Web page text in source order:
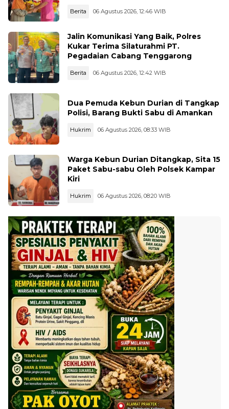
Berita 06 Agustus 2026, 12:46 WIB
Jalin Komunikasi Yang Baik, Polres
Kukar Terima Silaturahmi PT.
Pegadaian Cabang Tenggarong
Berita 06 Agustus 2026, 12:42 WIB
Dua Pemuda Kebun Durian di Tangkap
Polisi, Barang Bukti Sabu di Amankan
Hukrim 06 Agustus 2026, 08:33 WIB
Warga Kebun Durian Ditangkap, Sita 15
Paket Sabu-sabu Oleh Polsek Kampar
Kiri
Hukrim 06 Agustus 2026, 08:20 WIB